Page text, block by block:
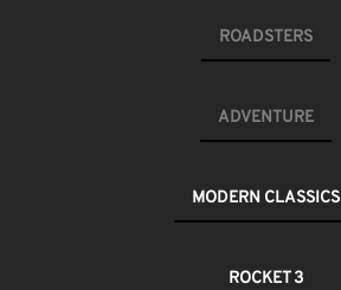
ROADSTERS
ADVENTURE
MODERN CLASSICS
ROCKET 3